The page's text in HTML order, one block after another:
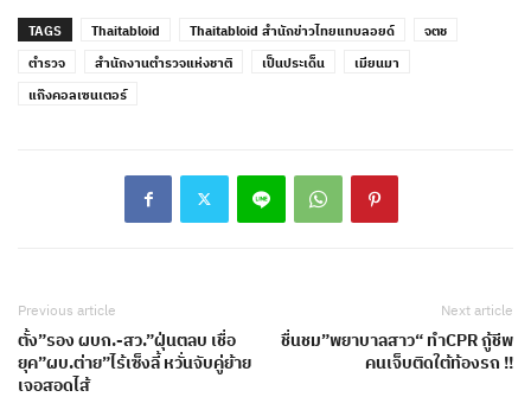
TAGS Thaitabloid Thaitabloid สำนักข่าวไทยแทบลอยด์
จตช
ตำรวจ
สำนักงานตำรวจแห่งชาติ เป็นประเด็น
เมียนมา
แก๊งคอลเซนเตอร์
Previous article
ตั้ง”รอง ผบก.-สว.”ฝุ่นตลบ เชื่อ
ยุค”ผบ.ต่าย”ไร้เซ็งลี้ หวั่นจับคู่ย้าย
เจอสอดไส้
Next article
ชื่นชม”พยาบาลสาว“ ทำCPR กู้ชีพ
คนเจ็บติดใต้ท้องรถ !!